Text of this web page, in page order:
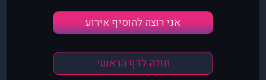
אני רוצה להוסיף אירוע
חזרה לדף הראשי